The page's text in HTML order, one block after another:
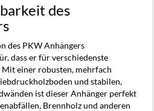
des
des PKW Anhängers
dass er für verschiedenste
einer robusten, mehrfach
und stabilen,
ist dieser Anhänger perfekt
Brennholz und anderen